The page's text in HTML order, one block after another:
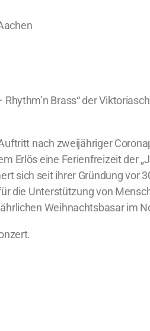
Rhythm’n Brass“ der
nach zweijähriger
Erlös eine Ferienfreizeit der
sich seit ihrer Gründung vor
die Unterstützung von
Weihnachtsbasar im